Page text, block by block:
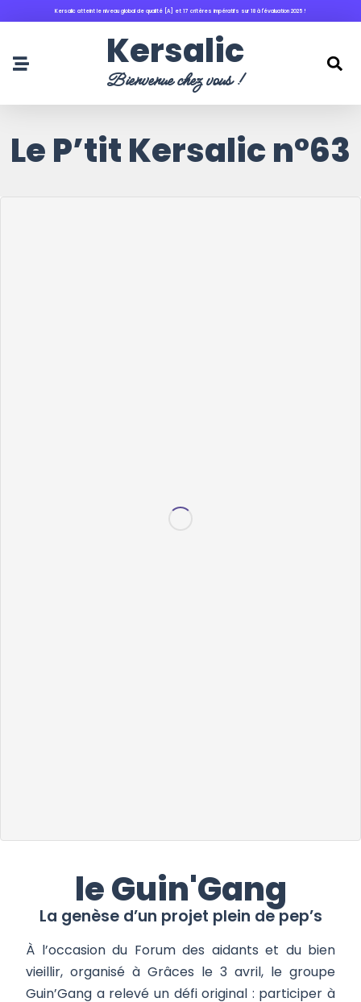
principalKersalic atteint le niveau global de qualité [A] et 17 critères impératifs sur 18 à l'évaluation 2025 !
Kersalic
Bienvenue chez vous !
Le P’tit Kersalic n°63
le Guin'Gang
La genèse d’un projet plein de pep’s
À l’occasion du Forum des aidants et du bien
vieillir, organisé à Grâces le 3 avril, le groupe
Guin’Gang a relevé un défi original : participer à